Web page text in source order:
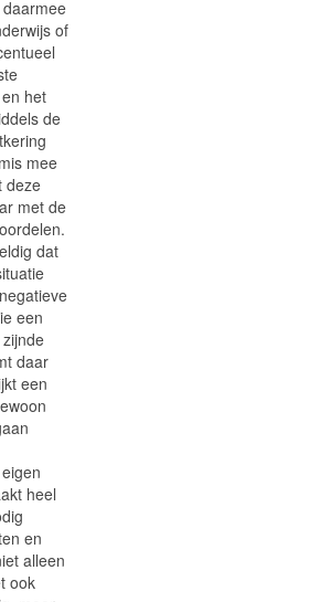
daarmee
of
het
de
mee
deze
met de
dat
een
daar
een
heel
en
alleen
ook